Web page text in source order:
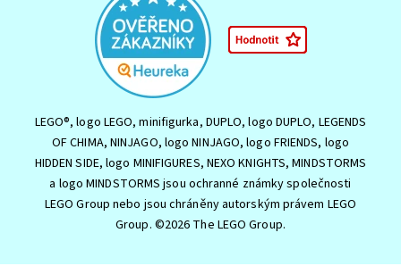
LEGO®, logo LEGO, minifigurka, DUPLO, logo DUPLO, LEGENDS
OF CHIMA, NINJAGO, logo NINJAGO, logo FRIENDS, logo
HIDDEN SIDE, logo MINIFIGURES, NEXO KNIGHTS, MINDSTORMS
a logo MINDSTORMS jsou ochranné známky společnosti
LEGO Group nebo jsou chráněny autorským právem LEGO
Group. ©2026 The LEGO Group.